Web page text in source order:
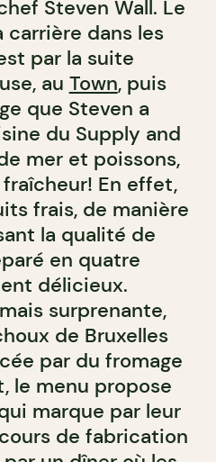
Steven Wall. Le
dans les
par la suite
au Town, puis
que Steven a
du Supply and
mer et poissons,
En effet,
frais, de manière
la qualité de
en quatre
délicieux.
surprenante,
de Bruxelles
par du fromage
le menu propose
marque par leur
de fabrication